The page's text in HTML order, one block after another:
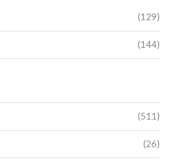
(129)
(144)
(511)
(26)